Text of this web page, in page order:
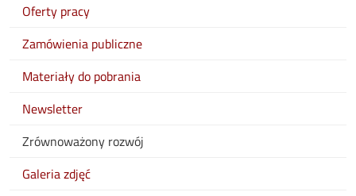
Oferty pracy
Zamówienia publiczne
Materiały do pobrania
Newsletter
Zrównoważony rozwój
Galeria zdjęć